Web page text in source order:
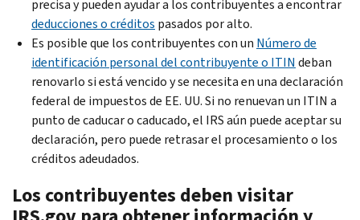
precisa y pueden ayudar a los contribuyentes a encontrar
deducciones o créditos pasados por alto.
Es posible que los contribuyentes con un Número de
identificación personal del contribuyente o ITIN deban
renovarlo si está vencido y se necesita en una declaración
federal de impuestos de EE. UU. Si no renuevan un ITIN a
punto de caducar o caducado, el IRS aún puede aceptar su
declaración, pero puede retrasar el procesamiento o los
créditos adeudados.
Los contribuyentes deben visitar